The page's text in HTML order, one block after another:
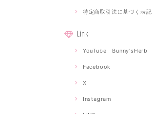
特定商取引法に基づく表記
Link
YouTube Bunny'sHerb
Facebook
X
Instagram